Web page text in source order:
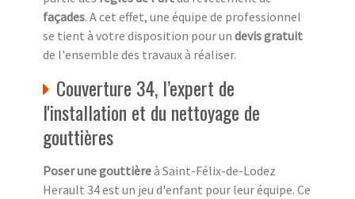
façades. A cet effet, une équipe de professionnel
se tient à votre disposition pour un devis gratuit
de l'ensemble des travaux à réaliser.
Couverture 34, l’expert de
l'installation et du nettoyage de
gouttières
Poser une gouttièreà Saint-Félix-de-Lodez
Herault 34 est un jeu d'enfant pour leur équipe. Ce